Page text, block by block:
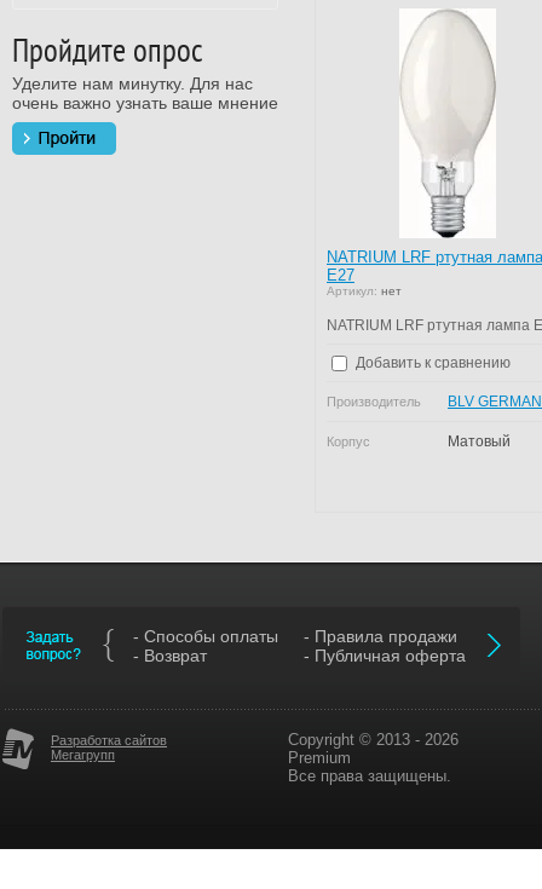
Пройдите опрос
Уделите нам минутку. Для нас
очень важно узнать ваше мнение
NATRIUM LRF ртутная лампа
E27
Артикул: нет
NATRIUM LRF ртутная лампа
Добавить к сравнению
Производитель BLV
Корпус Матовый
Copyright © 2013 - 2026
Premium
Все права защищены.
Разработка сайтов
Мегагрупп
- Способы оплаты
- Возврат
- Правила продажи
- Публичная оферта